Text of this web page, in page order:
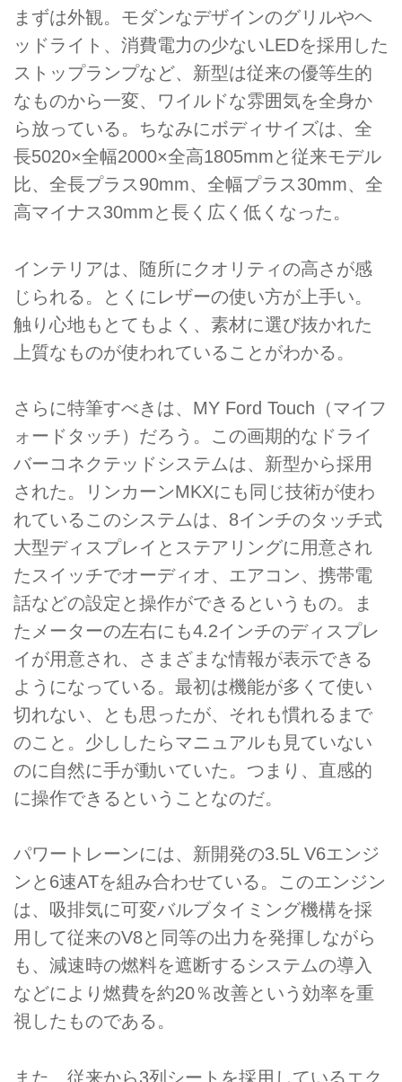
まずは外観。モダンなデザインのグリルやヘ
ッドライト、消費電力の少ないLEDを採用した
ストップランプなど、新型は従来の優等生的
なものから一変、ワイルドな雰囲気を全身か
ら放っている。ちなみにボディサイズは、全
長5020×全幅2000×全高1805mmと従来モデル
比、全長プラス90mm、全幅プラス30mm、全
高マイナス30mmと長く広く低くなった。
インテリアは、随所にクオリティの高さが感
じられる。とくにレザーの使い方が上手い。
触り心地もとてもよく、素材に選び抜かれた
上質なものが使われていることがわかる。
さらに特筆すべきは、MY Ford Touch（マイフ
ォードタッチ）だろう。この画期的なドライ
バーコネクテッドシステムは、新型から採用
された。リンカーンMKXにも同じ技術が使わ
れているこのシステムは、8インチのタッチ式
大型ディスプレイとステアリングに用意され
たスイッチでオーディオ、エアコン、携帯電
話などの設定と操作ができるというもの。ま
たメーターの左右にも4.2インチのディスプレ
イが用意され、さまざまな情報が表示できる
ようになっている。最初は機能が多くて使い
切れない、とも思ったが、それも慣れるまで
のこと。少ししたらマニュアルも見ていない
のに自然に手が動いていた。つまり、直感的
に操作できるということなのだ。
パワートレーンには、新開発の3.5L V6エンジ
ンと6速ATを組み合わせている。このエンジン
は、吸排気に可変バルブタイミング機構を採
用して従来のV8と同等の出力を発揮しながら
も、減速時の燃料を遮断するシステムの導入
などにより燃費を約20％改善という効率を重
視したものである。
また、従来から3列シートを採用しているエク